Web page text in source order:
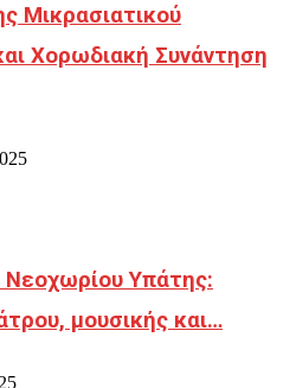
Μικρασιατικού
Χορωδιακή Συνάντηση
Υπάτης:
μουσικής και…